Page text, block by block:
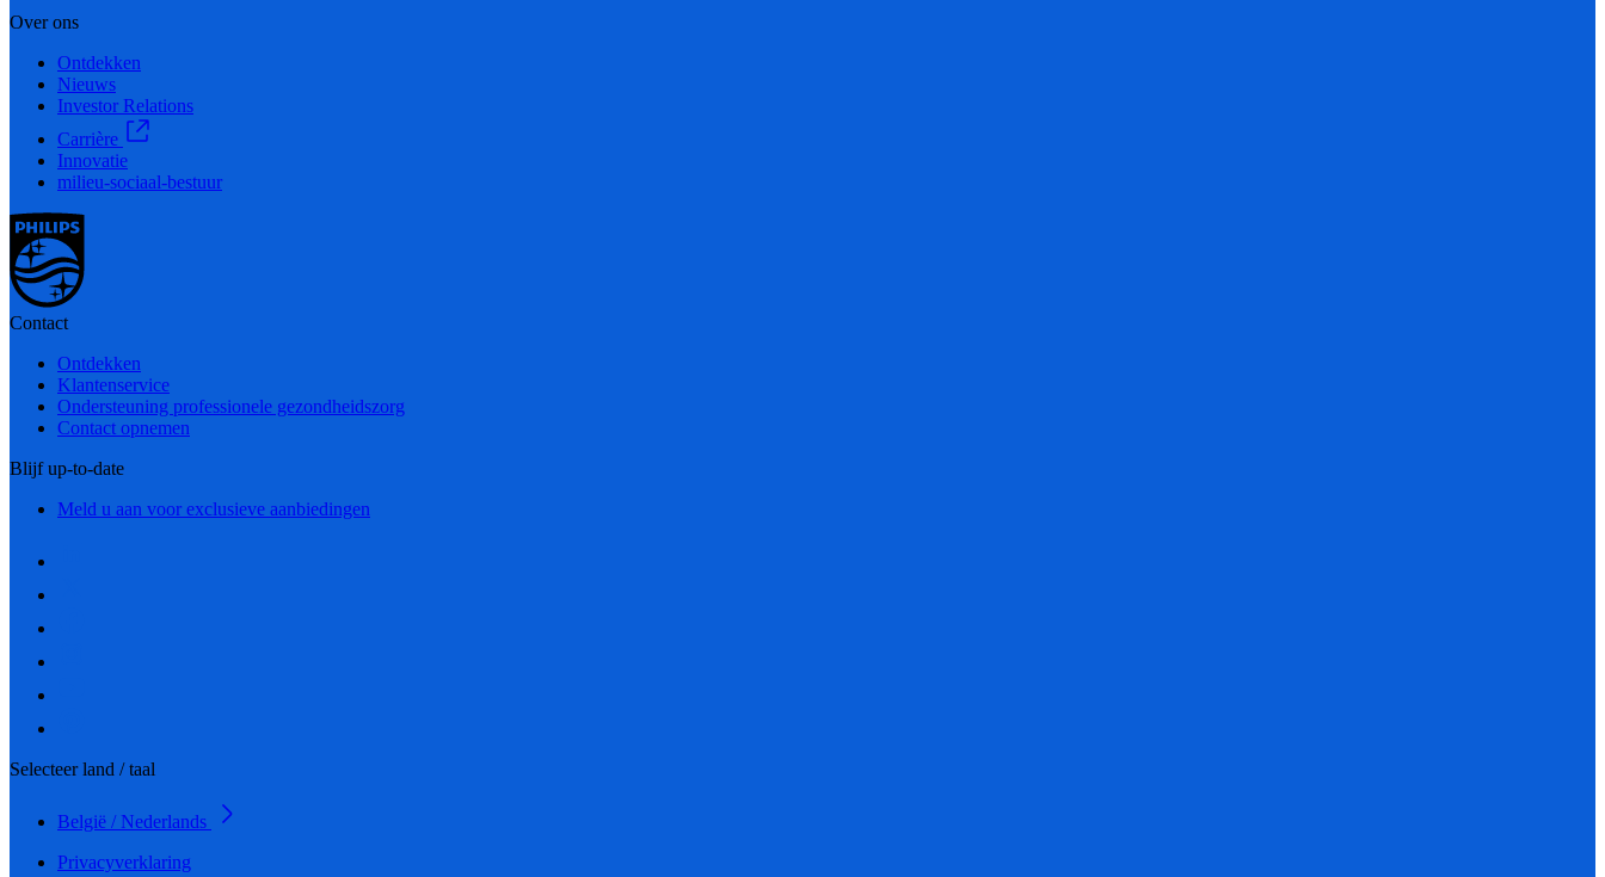
Over ons
Ontdekken
Nieuws
Investor Relations
Carrière
Innovatie
milieu-sociaal-bestuur
Contact
Ontdekken
Klantenservice
Ondersteuning professionele gezondheidszorg
Contact opnemen
Blijf up-to-date
Meld u aan voor exclusieve aanbiedingen
Selecteer land / taal
België / Nederlands
Privacyverklaring